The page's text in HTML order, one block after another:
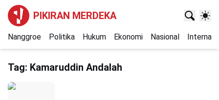
PIKIRAN MERDEKA
Nanggroe Politika Hukum Ekonomi Nasional
Tag: Kamaruddin Andalah